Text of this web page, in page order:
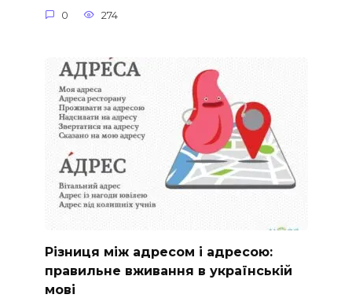
0 274
Різниця між адресом і адресою:
правильне вживання в українській
мові